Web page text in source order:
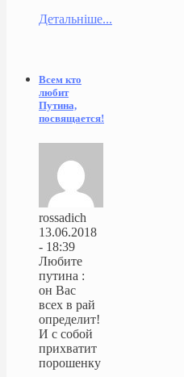
Детальніше...
Всем кто
любит
Путина,
посвящается!
rossadich
13.06.2018
- 18:39
Любите
путина :
он Вас
всех в рай
определит!
И с собой
прихватит
порошенку